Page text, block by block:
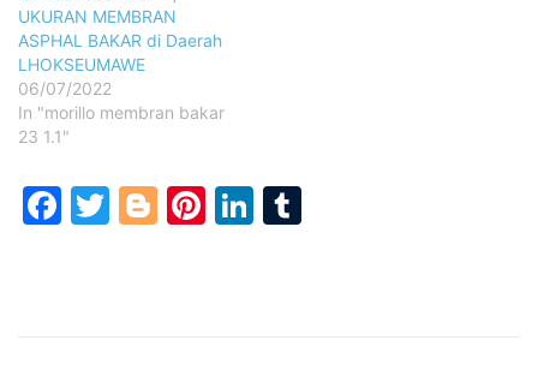
UKURAN MEMBRAN
ASPHAL BAKAR di Daerah
LHOKSEUMAWE
06/07/2022
In "morillo membran bakar
23 1.1"
Facebook
Twitter
Blogger
Pinterest
LinkedIn